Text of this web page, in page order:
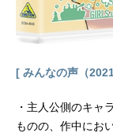
[ みんなの声（
・主人公側のキャ
ものの、作中にお